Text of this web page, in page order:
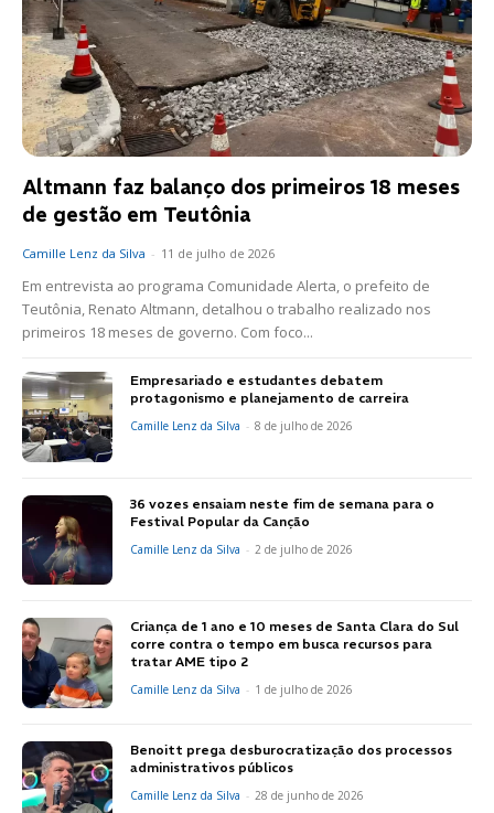
Altmann faz balanço dos primeiros 18 meses
de gestão em Teutônia
Camille Lenz da Silva - 11 de julho de 2026
Em entrevista ao programa Comunidade Alerta, o prefeito de
Teutônia, Renato Altmann, detalhou o trabalho realizado nos
primeiros 18 meses de governo. Com foco...
Empresariado e estudantes debatem
protagonismo e planejamento de carreira
Camille Lenz da Silva - 8 de julho de 2026
36 vozes ensaiam neste fim de semana para o
Festival Popular da Canção
Camille Lenz da Silva - 2 de julho de 2026
Criança de 1 ano e 10 meses de Santa Clara do Sul
corre contra o tempo em busca recursos para
tratar AME tipo 2
Camille Lenz da Silva - 1 de julho de 2026
Benoitt prega desburocratização dos processos
administrativos públicos
Camille Lenz da Silva - 28 de junho de 2026